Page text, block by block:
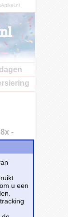
-
zijnu een